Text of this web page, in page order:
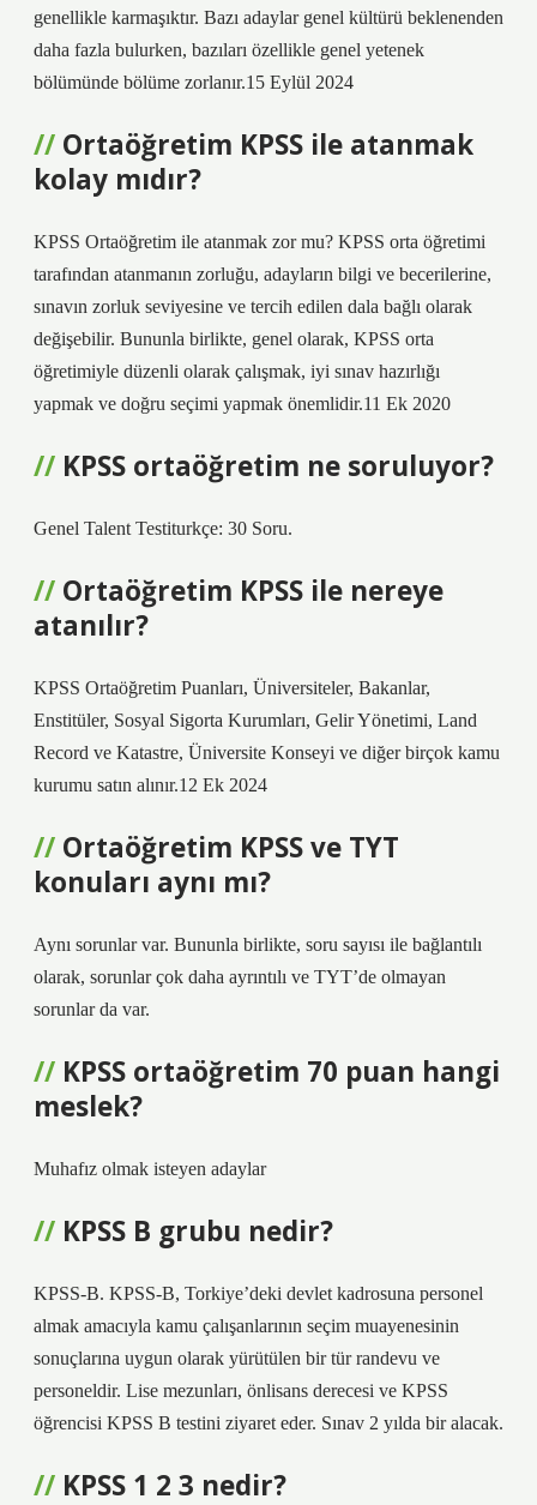
genellikle karmaşıktır. Bazı adaylar genel kültürü beklenenden
daha fazla bulurken, bazıları özellikle genel yetenek
bölümünde bölüme zorlanır.15 Eylül 2024
Ortaöğretim KPSS ile atanmak
kolay mıdır?
KPSS Ortaöğretim ile atanmak zor mu? KPSS orta öğretimi
tarafından atanmanın zorluğu, adayların bilgi ve becerilerine,
sınavın zorluk seviyesine ve tercih edilen dala bağlı olarak
değişebilir. Bununla birlikte, genel olarak, KPSS orta
öğretimiyle düzenli olarak çalışmak, iyi sınav hazırlığı
yapmak ve doğru seçimi yapmak önemlidir.11 Ek 2020
KPSS ortaöğretim ne soruluyor?
Genel Talent Testiturkçe: 30 Soru.
Ortaöğretim KPSS ile nereye
atanılır?
KPSS Ortaöğretim Puanları, Üniversiteler, Bakanlar,
Enstitüler, Sosyal Sigorta Kurumları, Gelir Yönetimi, Land
Record ve Katastre, Üniversite Konseyi ve diğer birçok kamu
kurumu satın alınır.12 Ek 2024
Ortaöğretim KPSS ve TYT
konuları aynı mı?
Aynı sorunlar var. Bununla birlikte, soru sayısı ile bağlantılı
olarak, sorunlar çok daha ayrıntılı ve TYT’de olmayan
sorunlar da var.
KPSS ortaöğretim 70 puan hangi
meslek?
Muhafız olmak isteyen adaylar
KPSS B grubu nedir?
KPSS-B. KPSS-B, Torkiye’deki devlet kadrosuna personel
almak amacıyla kamu çalışanlarının seçim muayenesinin
sonuçlarına uygun olarak yürütülen bir tür randevu ve
personeldir. Lise mezunları, önlisans derecesi ve KPSS
öğrencisi KPSS B testini ziyaret eder. Sınav 2 yılda bir alacak.
KPSS 1 2 3 nedir?